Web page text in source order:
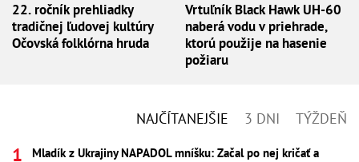
22. ročník prehliadky
tradičnej ľudovej kultúry
Očovská folklórna hruda
Vrtuľník Black Hawk UH-60
naberá vodu v priehrade,
ktorú použije na hasenie
požiaru
NAJČÍTANEJŠIE 3 DNI TÝŽDEŇ
Mladík z Ukrajiny NAPADOL mníšku: Začal po nej kričať a